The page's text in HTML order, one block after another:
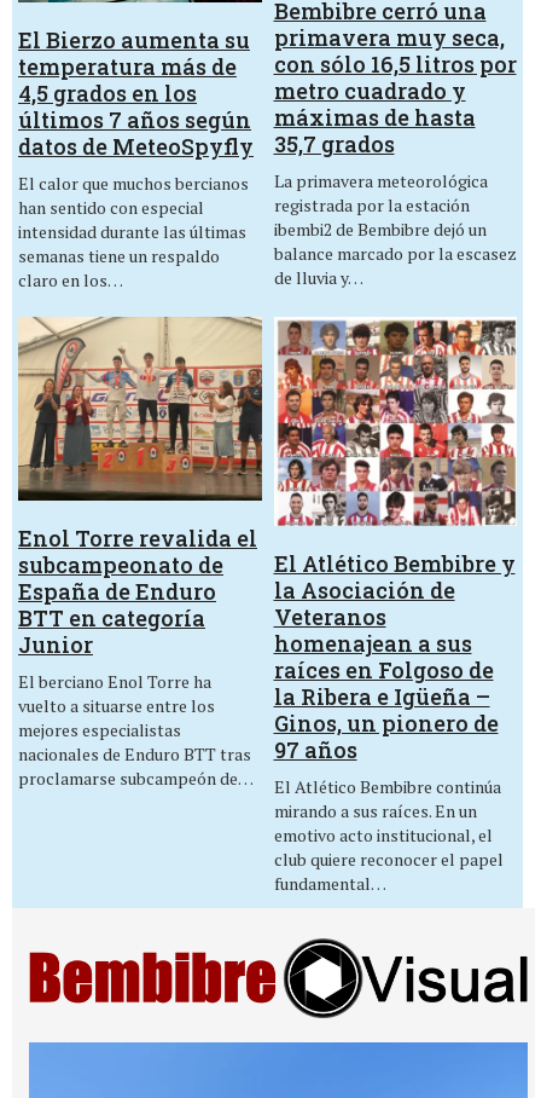
El Bierzo aumenta su
temperatura más de
4,5 grados en los
últimos 7 años según
datos de MeteoSpyfly
El calor que muchos bercianos
han sentido con especial
intensidad durante las últimas
semanas tiene un respaldo
claro en los…
Bembibre cerró una
primavera muy seca,
con sólo 16,5 litros por
metro cuadrado y
máximas de hasta
35,7 grados
La primavera meteorológica
registrada por la estación
ibembi2 de Bembibre dejó un
balance marcado por la escasez
de lluvia y…
Enol Torre revalida el
subcampeonato de
España de Enduro
BTT en categoría
Junior
El berciano Enol Torre ha
vuelto a situarse entre los
mejores especialistas
nacionales de Enduro BTT tras
proclamarse subcampeón de…
El Atlético Bembibre y
la Asociación de
Veteranos
homenajean a sus
raíces en Folgoso de
la Ribera e Igüeña –
Ginos, un pionero de
97 años
El Atlético Bembibre continúa
mirando a sus raíces. En un
emotivo acto institucional, el
club quiere reconocer el papel
fundamental…